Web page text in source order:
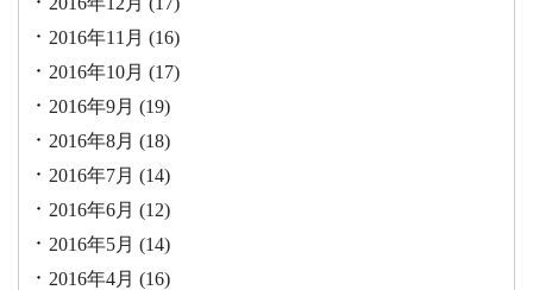
2016年11月 (16)
2016年10月 (17)
2016年9月 (19)
2016年8月 (18)
2016年7月 (14)
2016年6月 (12)
2016年5月 (14)
2016年4月 (16)